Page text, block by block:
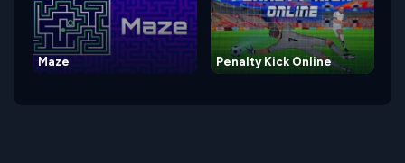
Maze Penalty Kick Online